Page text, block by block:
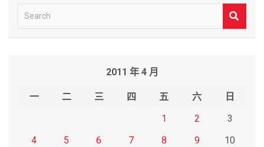
e
2011 年 4 月
一 二 三 四 五 六
日
1
2
3
4
5 6 7 8 9 10